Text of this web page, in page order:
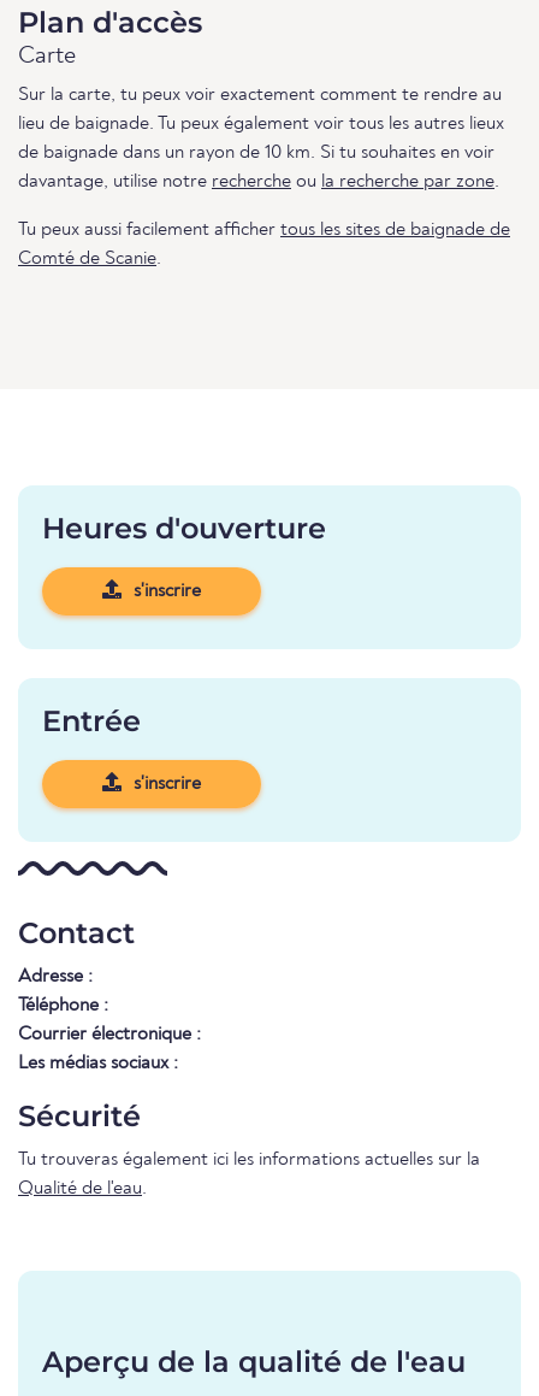
Plan d'accès
Carte
Sur la carte, tu peux voir exactement comment te rendre au
lieu de baignade. Tu peux également voir tous les autres lieux
de baignade dans un rayon de 10 km. Si tu souhaites en voir
davantage, utilise notre recherche ou la recherche par zone.
Tu peux aussi facilement afficher tous les sites de baignade de
Comté de Scanie.
Heures d'ouverture
s'inscrire
Entrée
s'inscrire
Contact
Adresse :
Téléphone :
Courrier électronique :
Les médias sociaux :
Sécurité
Tu trouveras également ici les informations actuelles sur la
Qualité de l'eau.
Aperçu de la qualité de l'eau